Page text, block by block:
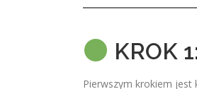
KROK
Pierwszym krokiem jest